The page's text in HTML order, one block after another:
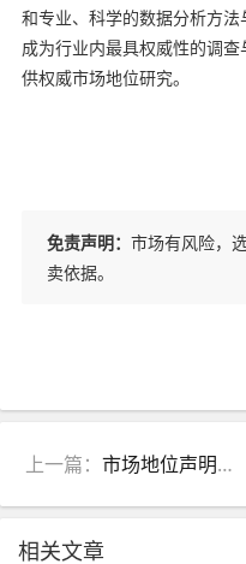
和专业、科学的数据分析方
成为行业内最具权威性的调
供权威市场地位研究。
免责声明： 市场有风险，
卖依据。
上一篇： 市场地位声明：美味壹客，全麦坚果厚切吐司全网销量第一
相关文章